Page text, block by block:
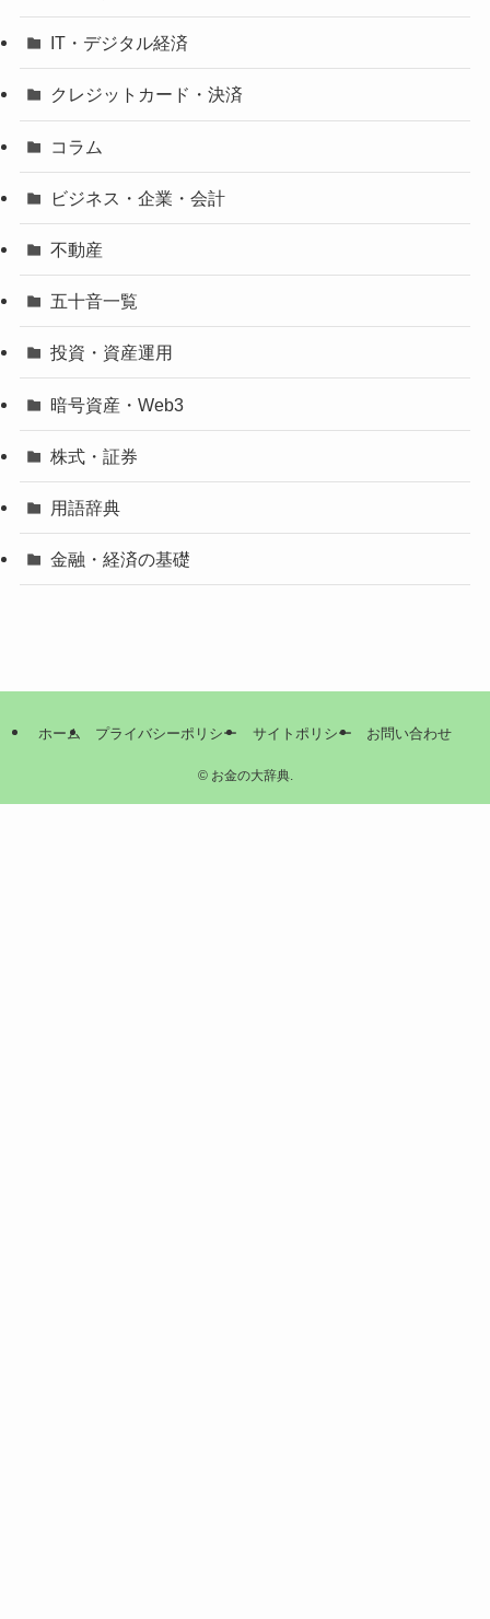
IT・デジタル経済
クレジットカード・決済
コラム
ビジネス・企業・会計
不動産
五十音一覧
投資・資産運用
暗号資産・Web3
株式・証券
用語辞典
金融・経済の基礎
ホーム プライバシーポリシー サイトポリシー お問い合わせ
©お金の大辞典.